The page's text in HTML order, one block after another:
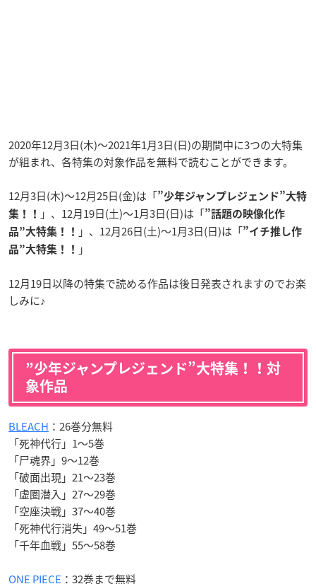
2020年12月3日(木)～2021年1月3日(日)の期間中に3つの大特集
が組まれ、各特集の対象作品を無料で読むことができます。
12月3日(木)〜12月25日(金)は「”少年ジャンプレジェンド”大特
集！！
」、12月19日(土)〜1月3日(日)は「”話題の映像化作
品”大特集！！
」、12月26日(土)〜1月3日(日)は「”イチ推し作
品”大特集！！
」
12月19日以降の特集で読める作品は後日発表されますのでお楽
しみに♪
”少年ジャンプレジェンド”大特集！！対
象作品
BLEACH ：26巻分無料
「死神代行」1～5巻
「尸魂界」9～12巻
「破面出現」21～23巻
「虚圏潜入」27～29巻
「空座決戦」37～40巻
「死神代行消失」49～51巻
「千年血戦」55～58巻
ONE PIECE ：32巻まで無料